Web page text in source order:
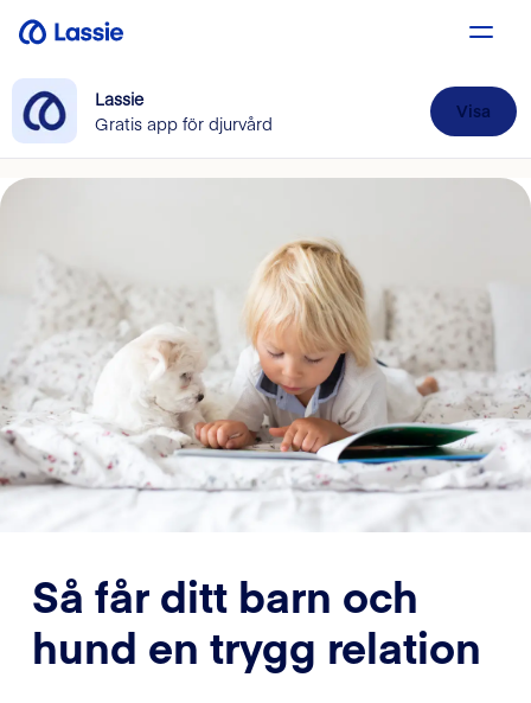
Lassie
Gratis app för djurvård
Visa
Så får ditt barn och
hund en trygg relation